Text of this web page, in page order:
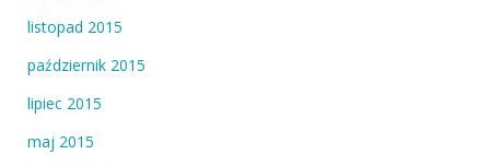
listopad 2015
październik 2015
lipiec 2015
maj 2015